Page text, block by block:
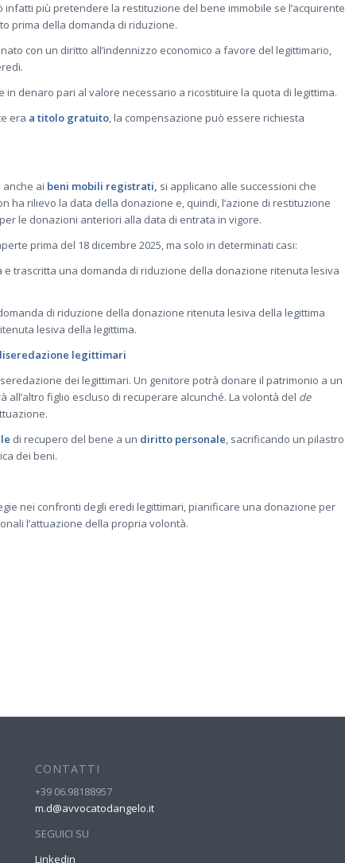
più pretendere la restituzione del bene immobile se l’acquirente
prima della domanda di riduzione.
con un diritto all’indennizzo economico a favore del legittimario,
denaro pari al valore necessario a ricostituire la quota di legittima.
era a titolo gratuito, la compensazione può essere richiesta
anche ai beni mobili registrati, si applicano alle successioni che
ha rilievo la data della donazione e, quindi, l’azione di restituzione
le donazioni anteriori alla data di entrata in vigore.
prima del 18 dicembre 2025, ma solo in determinati casi:
trascritta una domanda di riduzione della donazione ritenuta lesiva
di riduzione della donazione ritenuta lesiva della legittima
lesiva della legittima.
legittimari
dei legittimari. Un genitore potrà donare il patrimonio a un
figlio escluso di recuperare alcunché. La volontà del de
di recupero del bene a un diritto personale, sacrificando un pilastro
dei beni.
nei confronti degli eredi legittimari, pianificare una donazione per
l’attuazione della propria volontà.
CONTATTI
+39 06.98188957
m.d@avvocatodangelo.it
SEGUICI SU
Linkedin